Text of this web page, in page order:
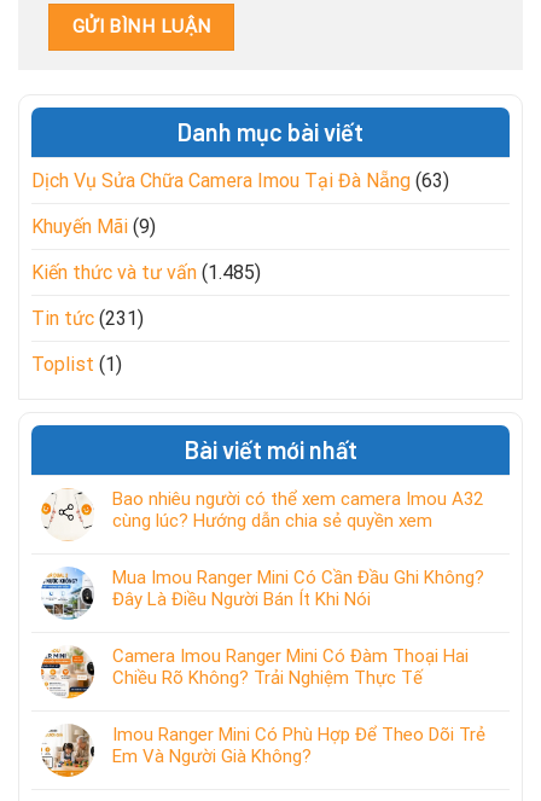
Danh mục bài viết
Dịch Vụ Sửa Chữa Camera Imou Tại Đà Nẵng (63)
Khuyến Mãi (9)
Kiến thức và tư vấn (1.485)
Tin tức (231)
Toplist (1)
Bài viết mới nhất
Bao nhiêu người có thể xem camera Imou A32
cùng lúc? Hướng dẫn chia sẻ quyền xem
Mua Imou Ranger Mini Có Cần Đầu Ghi Không?
Đây Là Điều Người Bán Ít Khi Nói
Camera Imou Ranger Mini Có Đàm Thoại Hai
Chiều Rõ Không? Trải Nghiệm Thực Tế
Imou Ranger Mini Có Phù Hợp Để Theo Dõi Trẻ
Em Và Người Già Không?